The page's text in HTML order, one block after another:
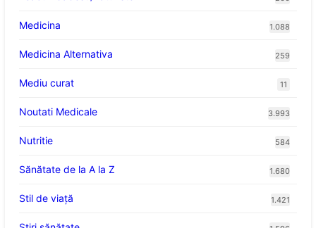
Medicina 1.088
Medicina Alternativa 259
Mediu curat 11
Noutati Medicale 3.993
Nutritie 584
Sănătate de la A la Z 1.680
Stil de viaţă 1.421